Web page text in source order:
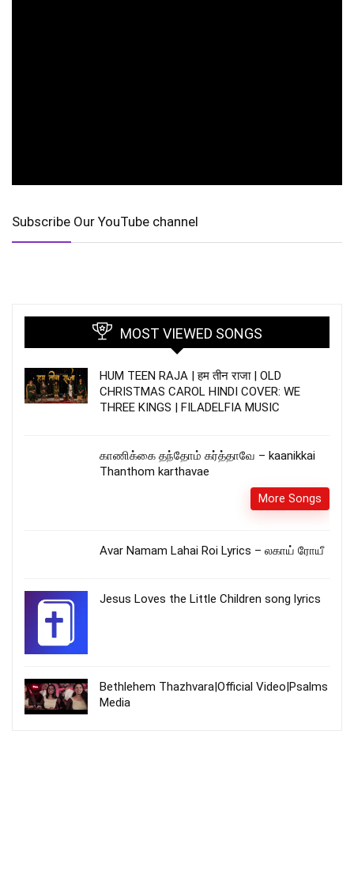
Subscribe Our YouTube channel
MOST VIEWED SONGS
HUM TEEN RAJA | हम तीन राजा | OLD
CHRISTMAS CAROL HINDI COVER: WE
THREE KINGS | FILADELFIA MUSIC
காணிக்கை தந்தோம் கர்த்தாவே – kaanikkai
Thanthom karthavae
More Songs
Avar Namam Lahai Roi Lyrics – லகாய் ரோயீ
Jesus Loves the Little Children song lyrics
Bethlehem Thazhvara|Official Video|Psalms
Media